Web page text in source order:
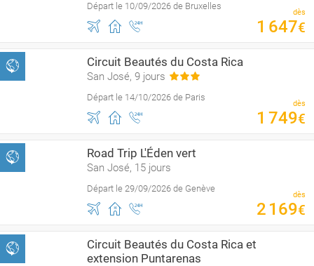
Départ le 10/09/2026 de Bruxelles
dès
1 647€
Circuit Beautés du Costa Rica
San José, 9 jours
Départ le 14/10/2026 de Paris
dès
1 749€
Road Trip L'Éden vert
San José, 15 jours
Départ le 29/09/2026 de Genève
dès
2 169€
Circuit Beautés du Costa Rica et
extension Puntarenas